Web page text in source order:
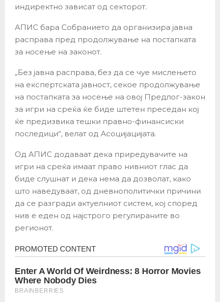
индиректно зависат од секторот.
АПИС бара Собранието да организира јавна
расправа пред продолжување на постапката
за носење на законот.
„Без јавна расправа, без да се чуе мислењето
на експертската јавност, секое продолжување
на постапката за носење на овој Предлог-закон
за игри на среќа ќе биде штетен преседан кој
ќе предизвика тешки правно-финансиски
последици“, велат од Асоцијацијата.
Од АПИС додаваат дека приредувачите на
игри на среќа имаат право нивниот глас да
биде слушнат и дека нема да дозволат, како
што наведуваат, од дневнополитички причини
да се разгради актуелниот систем, кој според
нив е еден од најстрого регулираните во
регионот.